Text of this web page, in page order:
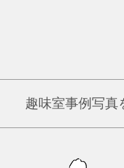
趣味室事例写真